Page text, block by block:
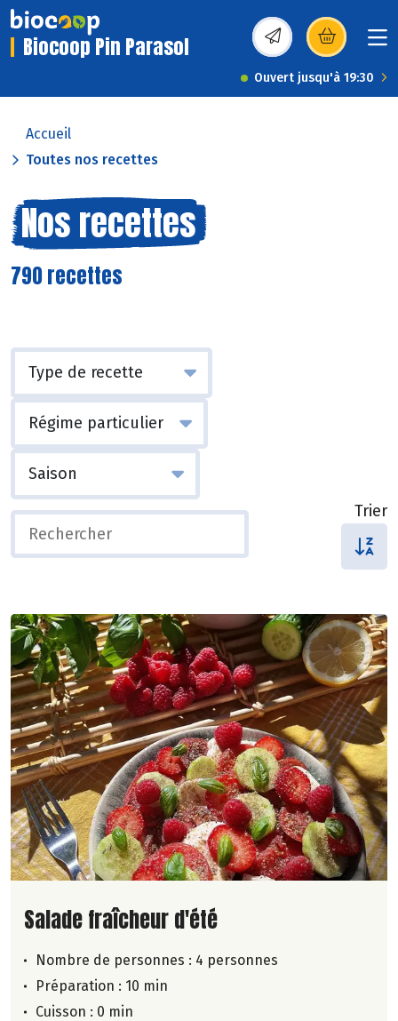
Biocoop Pin Parasol (s’ouvre dans une
Ouvert jusqu'à 19:30
Accueil
Toutes nos recettes
Nos recettes
790 recettes
Trier
Lire la suite de la recette
Salade fraîcheur d'été
Nombre de personnes : 4 personnes
Préparation : 10 min
Cuisson : 0 min